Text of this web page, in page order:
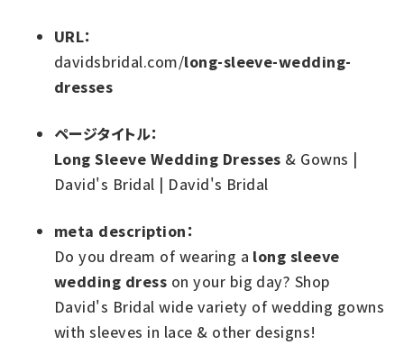
URL：
davidsbridal.com/long-sleeve-wedding-
dresses
ページタイトル：
Long Sleeve Wedding Dresses & Gowns |
David's Bridal | David's Bridal
meta description：
Do you dream of wearing a long sleeve
wedding dress on your big day? Shop
David's Bridal wide variety of wedding gowns
with sleeves in lace & other designs!